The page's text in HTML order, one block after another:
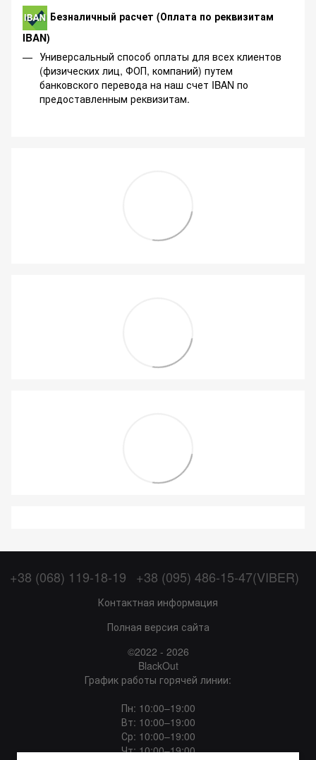
Безналичный расчет (Оплата по реквизитам
IBAN)
Универсальный способ оплаты для всех клиентов
(физических лиц, ФОП, компаний) путем
банковского перевода на наш счет IBAN по
предоставленным реквизитам.
+38 (068) 119-18-19 +38 (095) 486-15-47(VIBER)
Контактная информация
Полная версия сайта
©2022 - 2026
BlackOut
График работы горячей линии:
Пн: 10:00–19:00
Вт: 10:00–19:00
Ср: 10:00–19:00
Чт: 10:00–19:00